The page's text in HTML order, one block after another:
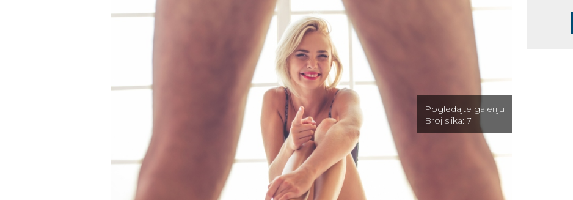
Pogledajte galeriju
Broj slika: 7